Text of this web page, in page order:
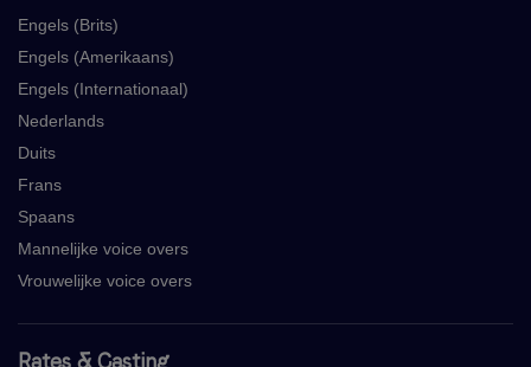
Engels (Brits)
Engels (Amerikaans)
Engels (Internationaal)
Nederlands
Duits
Frans
Spaans
Mannelijke voice overs
Vrouwelijke voice overs